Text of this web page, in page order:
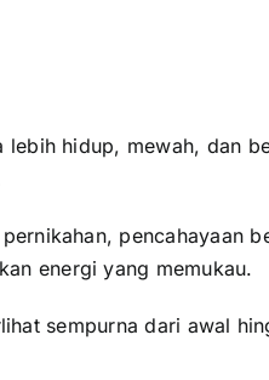
lebih hidup, mewah, dan
pencahayaan
energi yang memukau.
sempurna dari awal